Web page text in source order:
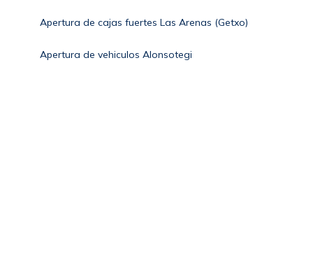
Apertura de cajas fuertes Las Arenas (Getxo)
Apertura de vehiculos Alonsotegi